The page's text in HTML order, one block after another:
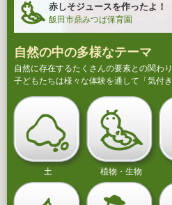
赤しそジュースを作ったよ！
飯田市鼎みつば保育園
自然の中の多様なテーマ
自然に存在するたくさんの要素との関わり
子どもたちは様々な体験を通して「気付き
土 植物・生物